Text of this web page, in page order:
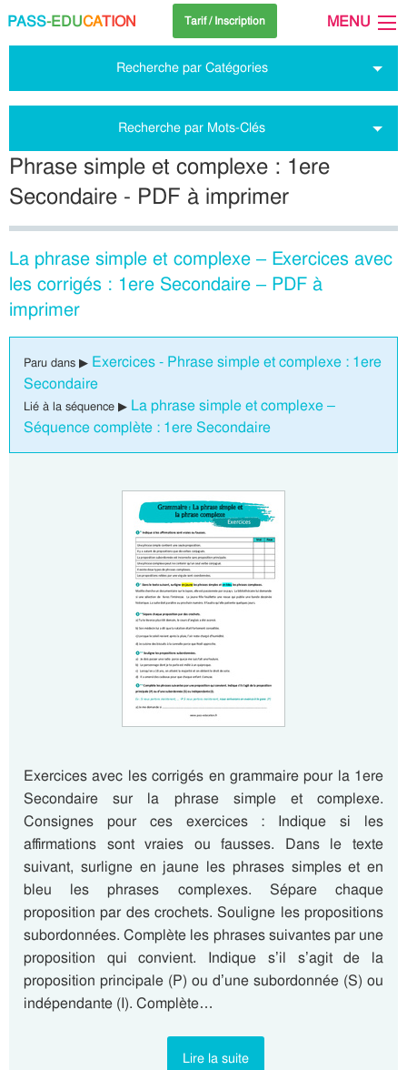
PASS-EDUCATION Tarif / Inscription MENU
Recherche par Catégories
Recherche par Mots-Clés
Phrase simple et complexe : 1ere
Secondaire - PDF à imprimer
La phrase simple et complexe – Exercices avec
les corrigés : 1ere Secondaire – PDF à
imprimer
Paru dans ▶ Exercices - Phrase simple et complexe : 1ere
Secondaire
Lié à la séquence ▶ La phrase simple et complexe –
Séquence complète : 1ere Secondaire
Exercices avec les corrigés en grammaire pour la 1ere
Secondaire sur la phrase simple et complexe.
Consignes pour ces exercices : Indique si les
affirmations sont vraies ou fausses. Dans le texte
suivant, surligne en jaune les phrases simples et en
bleu les phrases complexes. Sépare chaque
proposition par des crochets. Souligne les propositions
subordonnées. Complète les phrases suivantes par une
proposition qui convient. Indique s’il s’agit de la
proposition principale (P) ou d’une subordonnée (S) ou
indépendante (I). Complète…
Lire la suite